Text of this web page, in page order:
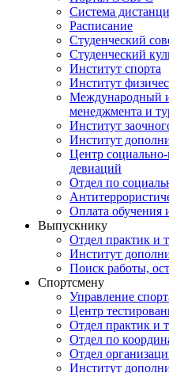
Система
Расписание
Студенческий
Студенческий
Институт спорта
Институт
Международный
менеджмента и
Институт
Институт
Центр
девиаций
Отдел по
Оплата обучения
Выпускнику
Отдел практик и
Институт
Поиск работы,
Спортсмену
Управление
Центр
Отдел практик и
Отдел по
Отдел
Институт